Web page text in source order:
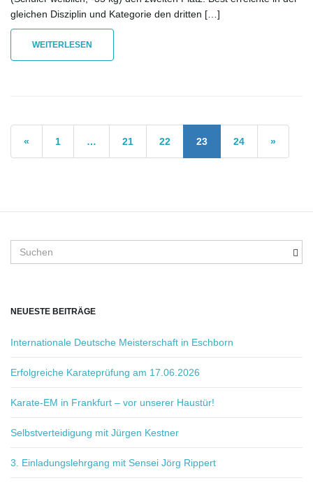
gleichen Disziplin und Kategorie den dritten […]
WEITERLESEN
« 1 … 21 22 23 24 »
u
b
g
r
i
f
f
.
.
.
NEUESTE BEITRÄGE
Internationale Deutsche Meisterschaft in Eschborn
Erfolgreiche Karateprüfung am 17.06.2026
Karate-EM in Frankfurt – vor unserer Haustür!
Selbstverteidigung mit Jürgen Kestner
3. Einladungslehrgang mit Sensei Jörg Rippert